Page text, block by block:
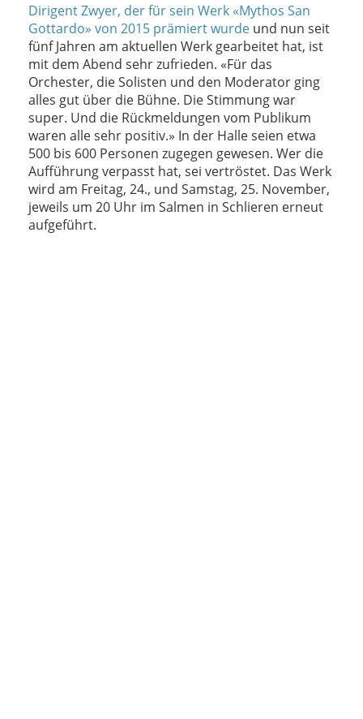
Dirigent Zwyer, der für sein Werk «Mythos San
Gottardo» von 2015 prämiert wurde und nun seit
fünf Jahren am aktuellen Werk gearbeitet hat, ist
mit dem Abend sehr zufrieden. «Für das
Orchester, die Solisten und den Moderator ging
alles gut über die Bühne. Die Stimmung war
super. Und die Rückmeldungen vom Publikum
waren alle sehr positiv.» In der Halle seien etwa
500 bis 600 Personen zugegen gewesen. Wer die
Aufführung verpasst hat, sei vertröstet. Das Werk
wird am Freitag, 24., und Samstag, 25. November,
jeweils um 20 Uhr im Salmen in Schlieren erneut
aufgeführt.